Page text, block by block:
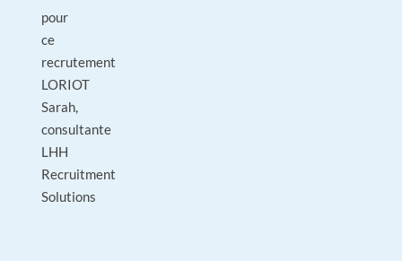
pour
ce
recrutement
LORIOT
Sarah,
consultante
LHH
Recruitment
Solutions